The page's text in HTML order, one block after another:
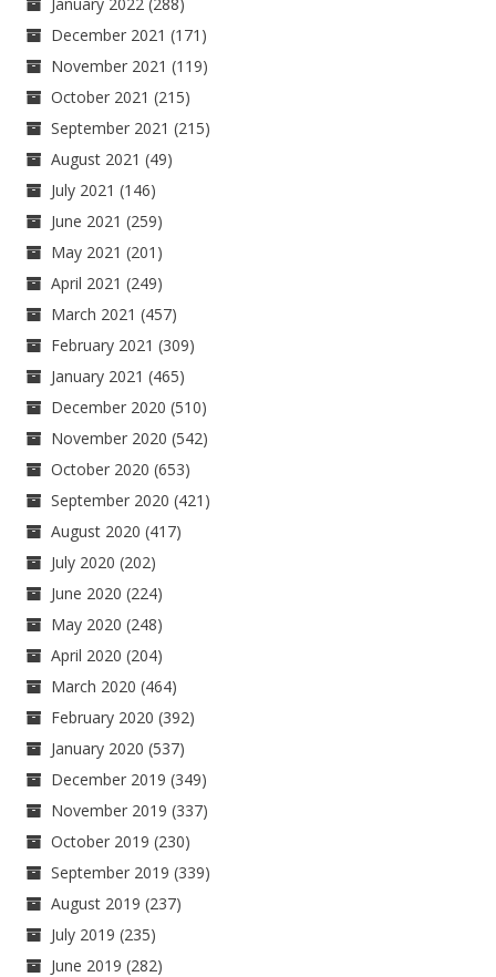
December 2021 (171)
November 2021 (119)
October 2021 (215)
September 2021 (215)
August 2021 (49)
July 2021 (146)
June 2021 (259)
May 2021 (201)
April 2021 (249)
March 2021 (457)
February 2021 (309)
January 2021 (465)
December 2020 (510)
November 2020 (542)
October 2020 (653)
September 2020 (421)
August 2020 (417)
July 2020 (202)
June 2020 (224)
May 2020 (248)
April 2020 (204)
March 2020 (464)
February 2020 (392)
January 2020 (537)
December 2019 (349)
November 2019 (337)
October 2019 (230)
September 2019 (339)
August 2019 (237)
July 2019 (235)
June 2019 (282)